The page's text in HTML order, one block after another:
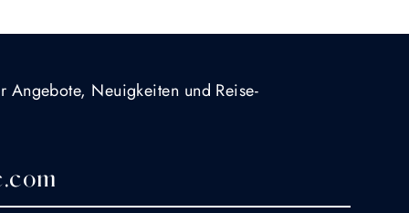
Angebote, Neuigkeiten und Reise-